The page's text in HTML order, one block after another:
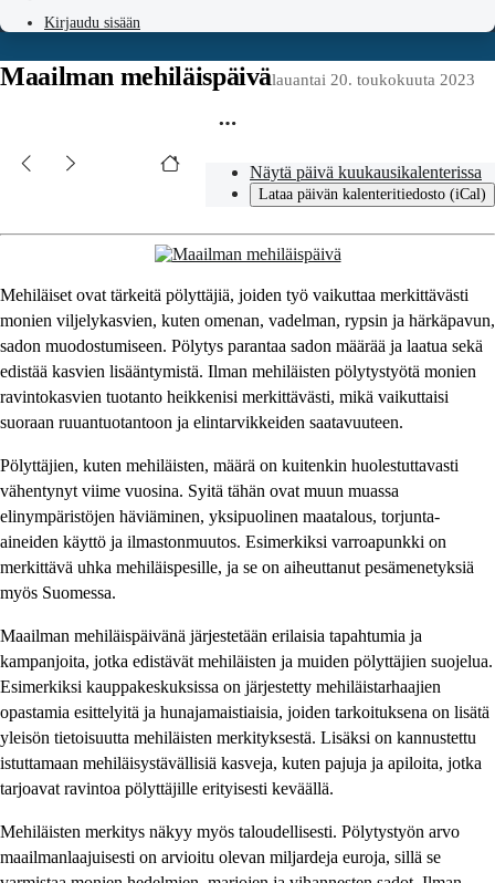
Kirjaudu sisään
Maailman mehiläispäivälauantai 20. toukokuuta 2023
Näytä päivä kuukausikalenterissa
Lataa päivän kalenteritiedosto (iCal)
Mehiläiset ovat tärkeitä pölyttäjiä, joiden työ vaikuttaa merkittävästi
monien viljelykasvien, kuten omenan, vadelman, rypsin ja härkäpavun,
sadon muodostumiseen. Pölytys parantaa sadon määrää ja laatua sekä
edistää kasvien lisääntymistä. Ilman mehiläisten pölytystyötä monien
ravintokasvien tuotanto heikkenisi merkittävästi, mikä vaikuttaisi
suoraan ruuantuotantoon ja elintarvikkeiden saatavuuteen.
Pölyttäjien, kuten mehiläisten, määrä on kuitenkin huolestuttavasti
vähentynyt viime vuosina. Syitä tähän ovat muun muassa
elinympäristöjen häviäminen, yksipuolinen maatalous, torjunta-
aineiden käyttö ja ilmastonmuutos. Esimerkiksi varroapunkki on
merkittävä uhka mehiläispesille, ja se on aiheuttanut pesämenetyksiä
myös Suomessa.
Maailman mehiläispäivänä järjestetään erilaisia tapahtumia ja
kampanjoita, jotka edistävät mehiläisten ja muiden pölyttäjien suojelua.
Esimerkiksi kauppakeskuksissa on järjestetty mehiläistarhaajien
opastamia esittelyitä ja hunajamaistiaisia, joiden tarkoituksena on lisätä
yleisön tietoisuutta mehiläisten merkityksestä. Lisäksi on kannustettu
istuttamaan mehiläisystävällisiä kasveja, kuten pajuja ja apiloita, jotka
tarjoavat ravintoa pölyttäjille erityisesti keväällä.
Mehiläisten merkitys näkyy myös taloudellisesti. Pölytystyön arvo
maailmanlaajuisesti on arvioitu olevan miljardeja euroja, sillä se